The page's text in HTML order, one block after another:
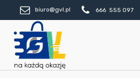
biuro@gvl.pl 666 555 097